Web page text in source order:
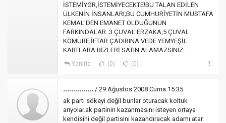
İSTEMİYOR,İSTEMİYECEKTE!BU TALAN EDİLEN
ÜLKENİN İNSANLARI;BU CUMHURİYETİN MUSTAFA
KEMAL'DEN EMANET OLDUĞUNUN
FARKINDALAR..3 ÇUVAL ERZAKA,5 ÇUVAL
KÖMÜRE,İFTAR ÇADIRINA VEDE YEMYEŞİL
KARTLARA BİZLERİ SATIN ALAMAZSINIZ..
Yanıtla (0) (0)
............... / 29 Ağustos 2008 Cuma 15:35
ak parti sökeyi değil bunlar oturacak koltuk
arıyolar.ak partinin kazanmasını isteyen ortaya
kendisini değil partisini kazandıracak adamı atar.